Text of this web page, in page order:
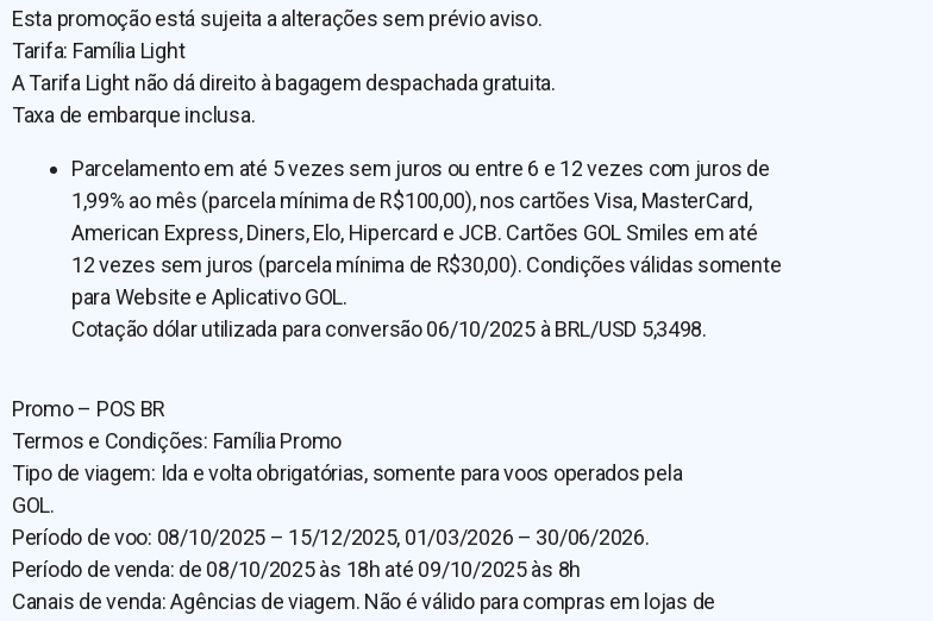
Esta promoção está sujeita a alterações sem prévio aviso.
Tarifa: Família Light
A Tarifa Light não dá direito à bagagem despachada gratuita.
Taxa de embarque inclusa.
Parcelamento em até 5 vezes sem juros ou entre 6 e 12 vezes com juros de
1,99% ao mês (parcela mínima de R$100,00), nos cartões Visa, MasterCard,
American Express, Diners, Elo, Hipercard e JCB. Cartões GOL Smiles em até
12 vezes sem juros (parcela mínima de R$30,00). Condições válidas somente
para Website e Aplicativo GOL.
Cotação dólar utilizada para conversão 06/10/2025 à BRL/USD 5,3498.
Promo – POS BR
Termos e Condições: Família Promo
Tipo de viagem: Ida e volta obrigatórias, somente para voos operados pela
GOL.
Período de voo: 08/10/2025 – 15/12/2025, 01/03/2026 – 30/06/2026.
Período de venda: de 08/10/2025 às 18h até 09/10/2025 às 8h
Canais de venda: Agências de viagem. Não é válido para compras em lojas de